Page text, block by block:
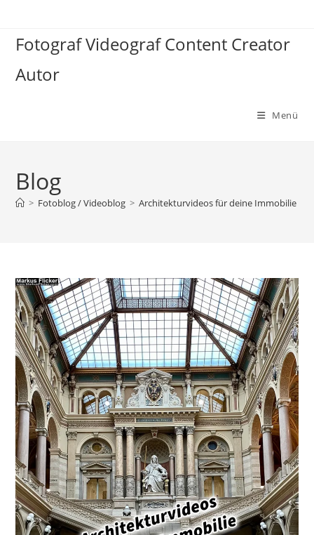
springen
Fotograf Videograf Content Creator
Autor
Menü
Blog
> Fotoblog / Videoblog > Architekturvideos für deine Immobilie